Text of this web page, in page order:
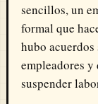
sencillos, un
formal que
hubo
empleadores
suspender